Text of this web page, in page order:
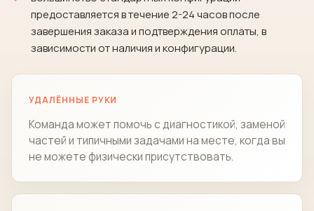
предоставляется в течение 2-24 часов после
завершения заказа и подтверждения оплаты, в
зависимости от наличия и конфигурации.
УДАЛЁННЫЕ РУКИ
Команда может помочь с диагностикой, заменой
частей и типичными задачами на месте, когда вы
не можете физически присутствовать.